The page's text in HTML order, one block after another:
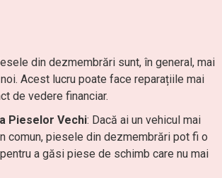
din dezmembrări sunt, în general, mai
Acest lucru poate face reparațiile mai
de vedere financiar.
Pieselor Vechi: Dacă ai un vehicul mai
comun, piesele din dezmembrări pot fi o
a găsi piese de schimb care nu mai